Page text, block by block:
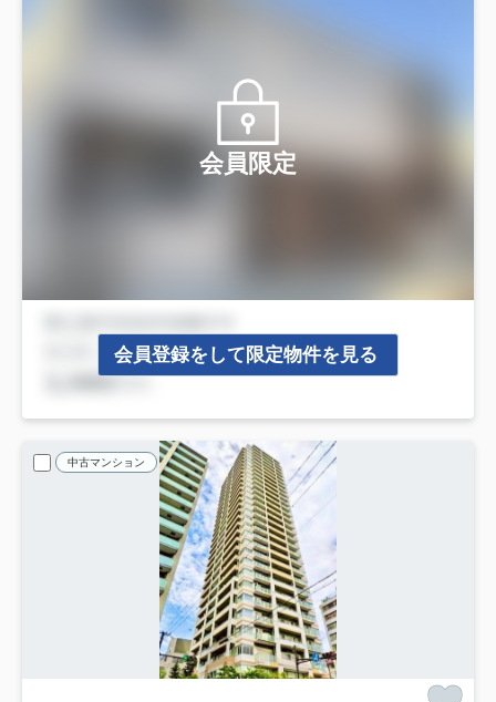
会員限定
会員登録をして限定物件を見る
中古マンション